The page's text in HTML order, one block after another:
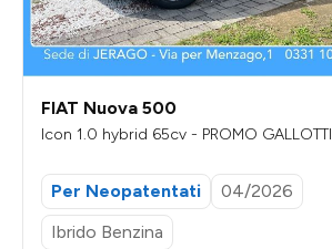
FIAT Nuova 500
Icon 1.0 hybrid 65cv - PROMO GALLOTTI
Per Neopatentati
04/2026
Ibrido Benzina